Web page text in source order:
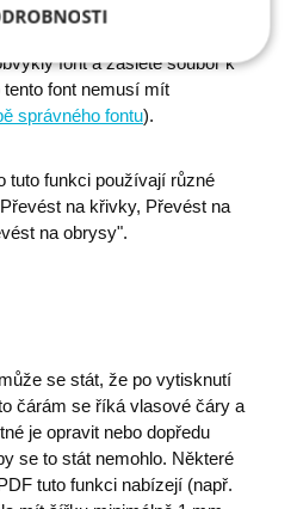
předešlo, je nutné veškeré
font a zašlete soubor k
font nemusí mít
správného fontu).
tuto funkci používají různé
na křivky, Převést na
na obrysy".
se stát, že po vytisknutí
čárám se říká vlasové čáry a
je opravit nebo dopředu
se to stát nemohlo. Některé
tuto funkci nabízejí (např.
Marketing
soubory
Funkční soubory
cookie umožňují základní
jako je přihlášení
Webové stránky nelze bez
cookie správně používat.